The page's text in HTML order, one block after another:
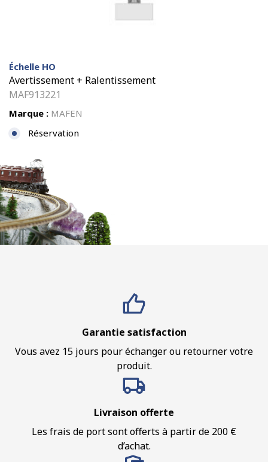
Échelle HO
Avertissement + Ralentissement
MAF913221
Marque : MAFEN
Réservation
Garantie satisfaction
Vous avez 15 jours pour échanger ou retourner votre
produit.
Livraison offerte
Les frais de port sont offerts à partir de 200 €
d’achat.